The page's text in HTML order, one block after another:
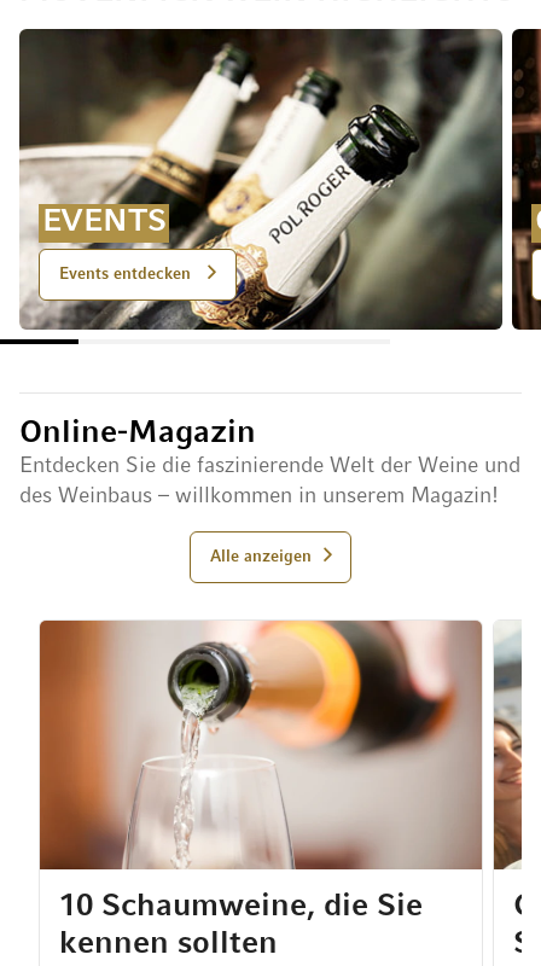
EVENTS
Events entdecken
Online-Magazin
Entdecken Sie die faszinierende Welt der Weine und
des Weinbaus – willkommen in unserem Magazin!
Alle anzeigen
10 Schaumweine, die Sie
kennen sollten